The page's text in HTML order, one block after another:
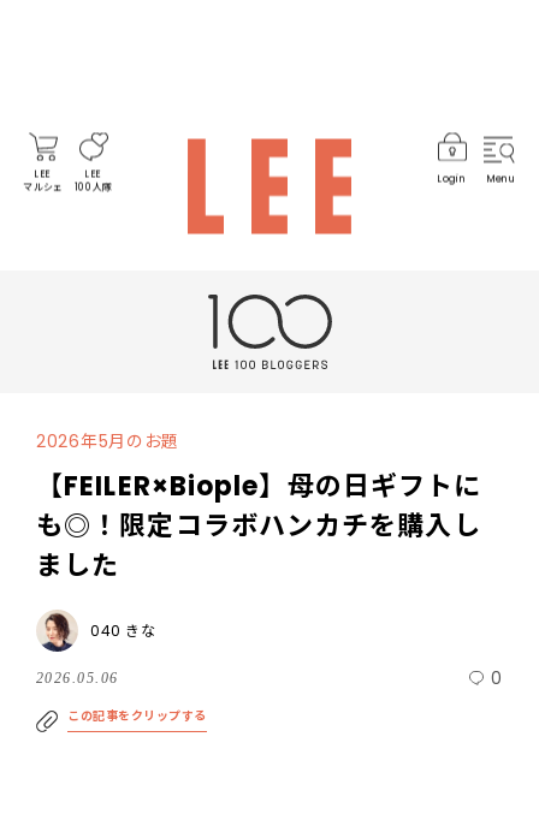
LEE
マルシェ
LEE
100人隊
Login Menu
2026年5月のお題
【FEILER×Biople】母の日ギフトに
も◎！限定コラボハンカチを購入し
ました
040 きな
2026.05.06 0
この記事をクリップする